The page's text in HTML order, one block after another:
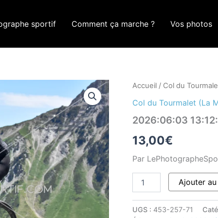
sportif Comment ça marche ? Vos photos
Accueil / Col du
Col du Tourmalet (La
2026:06:03
13,00€
Par
quantité
2026:06:03
ROM_0830
Ajouter
UGS : 453-257-71